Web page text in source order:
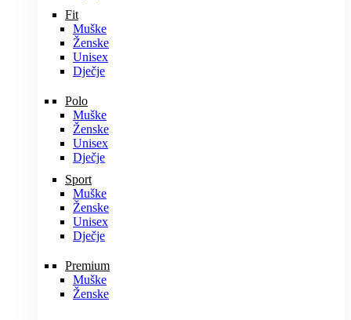
Fit
Muške
Ženske
Unisex
Dječje
Polo
Muške
Ženske
Unisex
Dječje
Sport
Muške
Ženske
Unisex
Dječje
Premium
Muške
Ženske